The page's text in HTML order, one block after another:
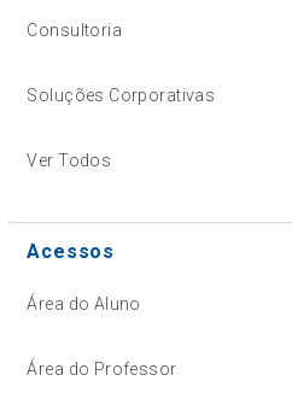
Consultoria
Soluções Corporativas
Ver Todos
Acessos
Área do Aluno
Área do Professor